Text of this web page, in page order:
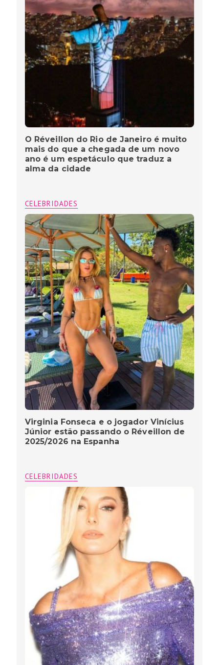
O Réveillon do Rio de Janeiro é muito
mais do que a chegada de um novo
ano é um espetáculo que traduz a
alma da cidade
CELEBRIDADES
Virginia Fonseca e o jogador Vinícius
Júnior estão passando o Réveillon de
2025/2026 na Espanha
CELEBRIDADES